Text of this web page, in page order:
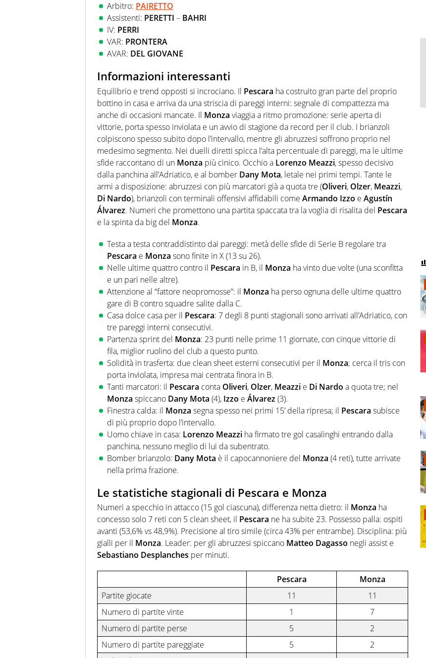
Arbitro: PAIRETTO
Assistenti: PERETTI – BAHRI
IV: PERRI
VAR: PRONTERA
AVAR: DEL GIOVANE
Informazioni interessanti
Equilibrio e trend opposti si incrociano. Il Pescara ha costruito gran parte del proprio
bottino in casa e arriva da una striscia di pareggi interni: segnale di compattezza ma
anche di occasioni mancate. Il Monza viaggia a ritmo promozione: serie aperta di
vittorie, porta spesso inviolata e un avvio di stagione da record per il club. I brianzoli
colpiscono spesso subito dopo l’intervallo, mentre gli abruzzesi soffrono proprio nel
medesimo segmento. Nei duelli diretti spicca l’alta percentuale di pareggi, ma le ultime
sfide raccontano di un Monza più cinico. Occhio a Lorenzo Meazzi, spesso decisivo
dalla panchina all’Adriatico, e al bomber Dany Mota, letale nei primi tempi. Tante le
armi a disposizione: abruzzesi con più marcatori già a quota tre (Oliveri, Olzer, Meazzi,
Di Nardo), brianzoli con terminali offensivi affidabili come Armando Izzo e Agustín
Álvarez. Numeri che promettono una partita spaccata tra la voglia di risalita del Pescara
e la spinta da big del Monza.
Testa a testa contraddistinto dai pareggi: metà delle sfide di Serie B regolare tra
Pescara e Monza sono finite in X (13 su 26).
Nelle ultime quattro contro il Pescara in B, il Monza ha vinto due volte (una sconfitta
e un pari nelle altre).
Attenzione al “fattore neopromosse”: il Monza ha perso ognuna delle ultime quattro
gare di B contro squadre salite dalla C.
Casa dolce casa per il Pescara: 7 degli 8 punti stagionali sono arrivati all’Adriatico, con
tre pareggi interni consecutivi.
Partenza sprint del Monza: 23 punti nelle prime 11 giornate, con cinque vittorie di
fila, miglior ruolino del club a questo punto.
Solidità in trasferta: due clean sheet esterni consecutivi per il Monza; cerca il tris con
porta inviolata, impresa mai centrata finora in B.
Tanti marcatori: il Pescara conta Oliveri, Olzer, Meazzi e Di Nardo a quota tre; nel
Monza spiccano Dany Mota (4), Izzo e Álvarez(3).
Finestra calda: il Monza segna spesso nei primi 15’ della ripresa; il Pescara subisce
di più proprio dopo l’intervallo.
Uomo chiave in casa: Lorenzo Meazzi ha firmato tre gol casalinghi entrando dalla
panchina, nessuno meglio di lui da subentrato.
Bomber brianzolo: Dany Mota è il capocannoniere del Monza (4 reti), tutte arrivate
nella prima frazione.
Le statistiche stagionali di Pescara e Monza
Numeri a specchio in attacco (15 gol ciascuna), differenza netta dietro: il Monza ha
concesso solo 7 reti con 5 clean sheet, il Pescara ne ha subite 23. Possesso palla: ospiti
avanti (53,6% vs 48,9%). Precisione al tiro simile (circa 43% per entrambe). Disciplina: più
gialli per il Monza. Leader: per gli abruzzesi spiccano Matteo Dagasso negli assist e
Sebastiano Desplanches per minuti.
Pescara
Monza
Partite giocate
11
11
Numero di partite vinte
1
7
Numero di partite perse
5
2
Numero di partite pareggiate
5
2